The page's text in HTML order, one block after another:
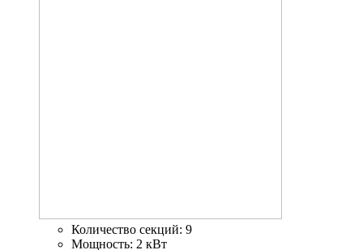
Количество секций: 9
Мощность: 2 кВт